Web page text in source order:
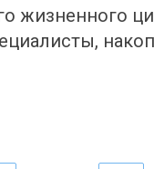
жизненного